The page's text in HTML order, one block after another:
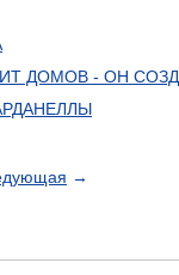
ДОМОВ - ОН
→